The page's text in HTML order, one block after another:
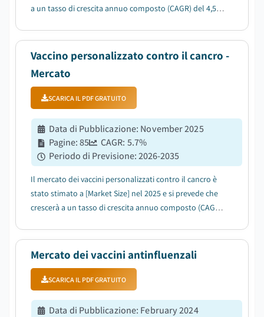
a un tasso di crescita annuo composto (CAGR) del 4,5%
Vaccino personalizzato contro il cancro -
Mercato
SCARICA IL PDF GRATUITO
Data di Pubblicazione: November 2025
Pagine:85 CAGR: 5.7%
Periodo di Previsione:2026-2035
Il mercato dei vaccini personalizzati contro il cancro è
stato stimato a [Market Size] nel 2025 e si prevede che
crescerà a un tasso di crescita annuo composto (CAGR)
Mercato dei vaccini antinfluenzali
SCARICA IL PDF GRATUITO
Data di Pubblicazione: February 2024